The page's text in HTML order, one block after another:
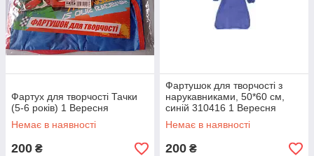
дитини з нарукавниками і без, з різноманітними малюнками і
улюбленими героями, а так само безліч різних наборів для
творчості та інші приладдя для школи і захоплень, які
допоможуть розкрити в дитині нові таланти і прагнення.
Фартух для творчості Тачки
(5-6 років) 1 Вересня
Немає в наявності
200 ₴
Фартушок для творчості з
нарукавниками, 50*60 см,
синій 310416 1 Вересня
Немає в наявності
200 ₴